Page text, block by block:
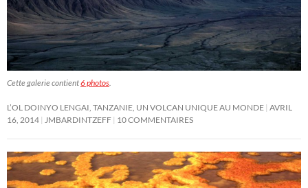
Cette galerie contient6 photos.
L’OL DOINYO LENGAI, TANZANIE, UN VOLCAN UNIQUE AU MONDE AVRIL
16, 2014 JMBARDINTZEFF 10 COMMENTAIRES